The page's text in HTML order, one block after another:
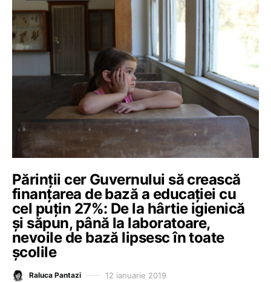
Părinții cer Guvernului să crească
finanțarea de bază a educației cu
cel puțin 27%: De la hârtie igienică
și săpun, până la laboratoare,
nevoile de bază lipsesc în toate
școlile
Raluca Pantazi 12 ianuarie 2019